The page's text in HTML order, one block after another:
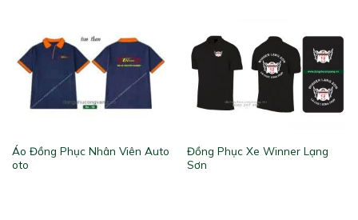
Áo Đồng Phục Nhân Viên Auto
oto
Đồng Phục Xe Winner Lạng
Sơn